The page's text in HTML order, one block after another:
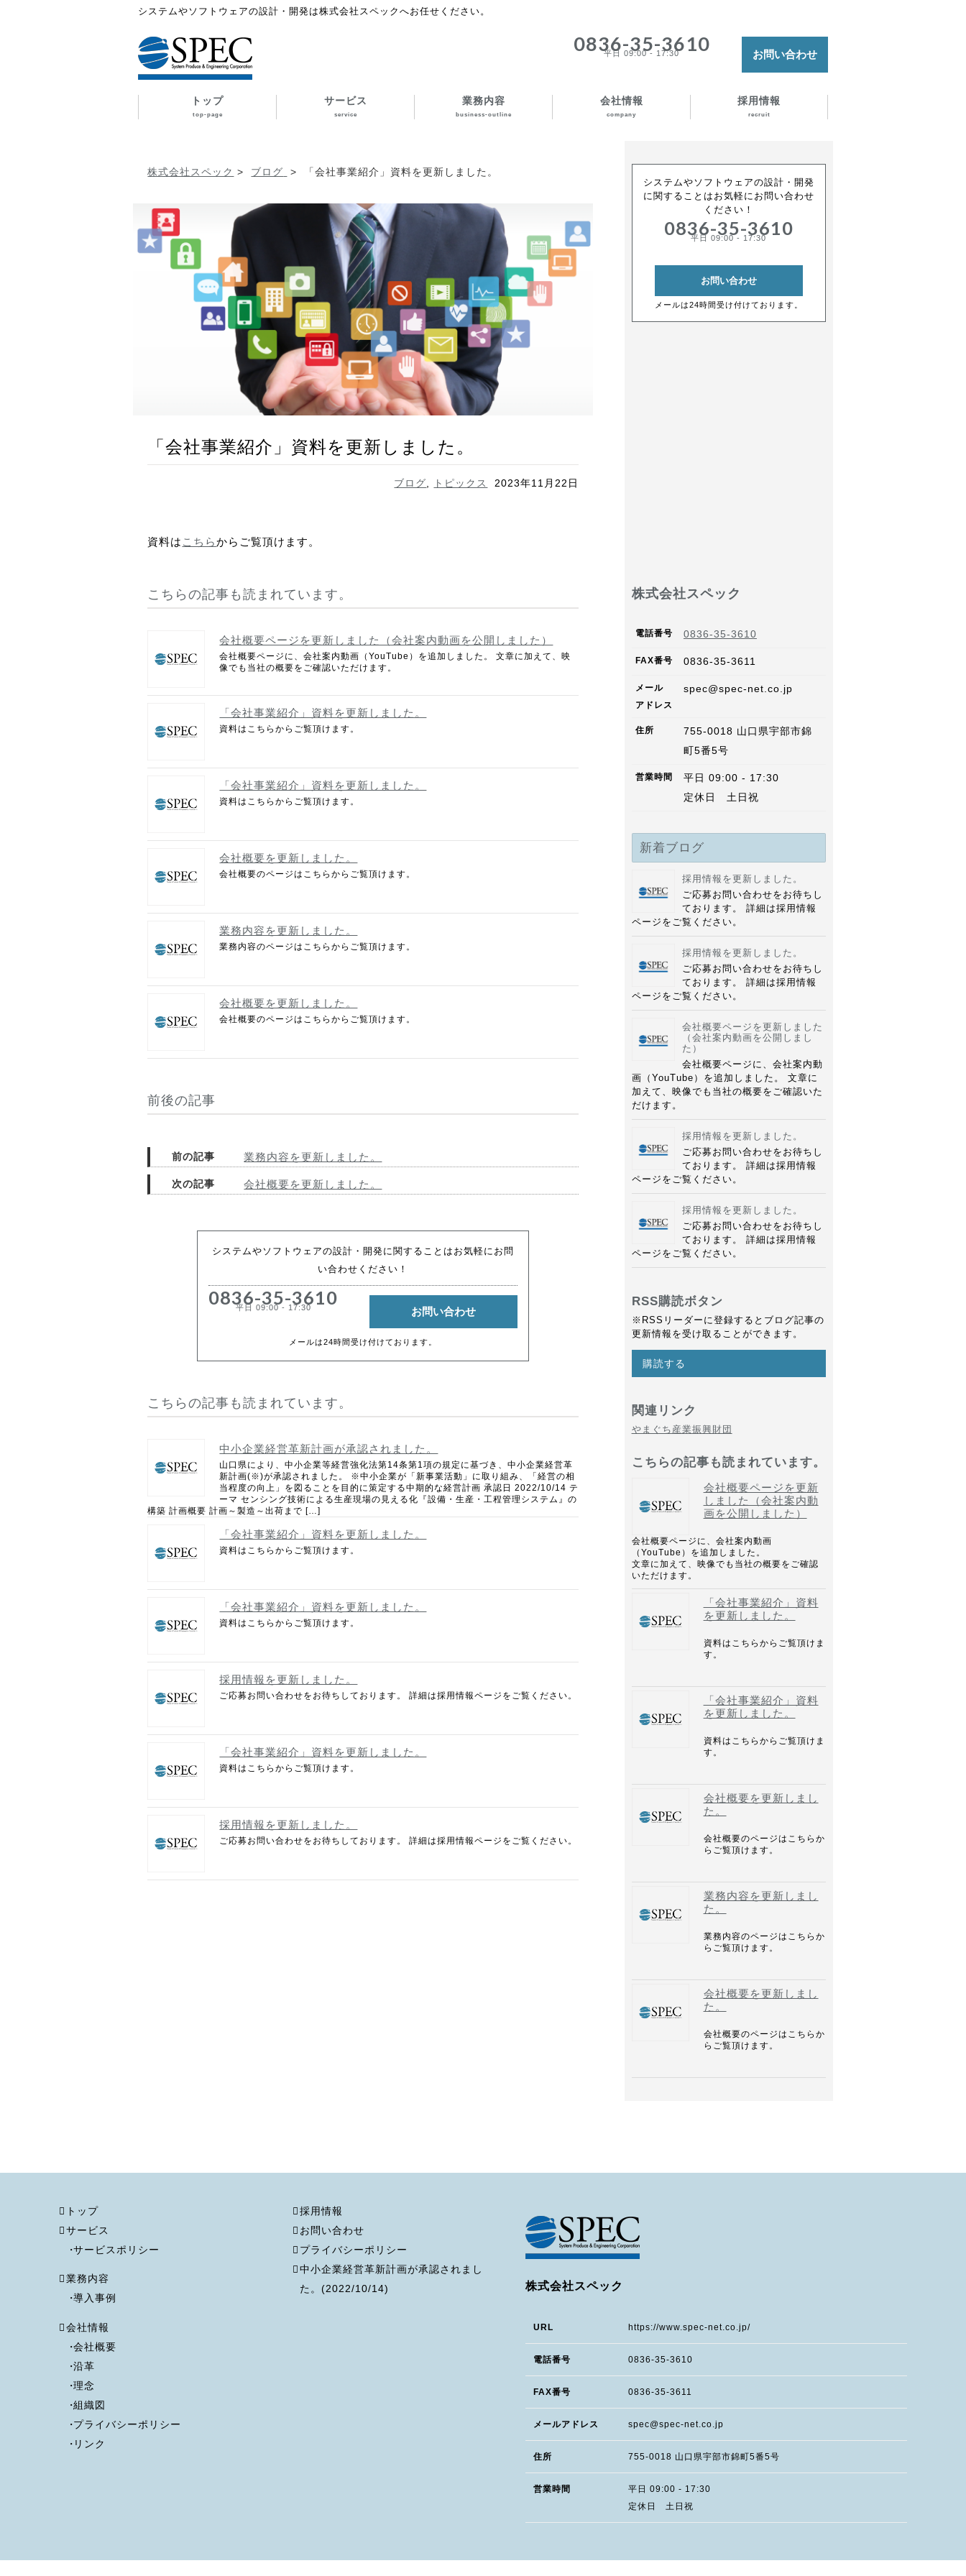
システムやソフトウェアの設計・開発は株式会社スペックへお任せください。
お問い合わせ
0836-35-3610
平日 09:00 - 17:30
トップ
top-page
サービス
service
業務内容
business-outline
会社情報
company
採用情報
recruit
株式会社スペック > ブログ > 「会社事業紹介」資料を更新しました。
「会社事業紹介」資料を更新しました。
2023年11月22日
ブログ トピックス
資料は こちらからご覧頂けます。
こちらの記事も読まれています。
会社概要ページを更新しました（会社案内動画を公開しました）
会社概要ページに、会社案内動画（YouTube）を追加しました。 文章に加えて、映
像でも当社の概要をご確認いただけます。
「会社事業紹介」資料を更新しました。
資料はこちらからご覧頂けます。
「会社事業紹介」資料を更新しました。
資料はこちらからご覧頂けます。
会社概要を更新しました。
会社概要のページはこちらからご覧頂けます。
業務内容を更新しました。
業務内容のページはこちらからご覧頂けます。
会社概要を更新しました。
会社概要のページはこちらからご覧頂けます。
前後の記事
前の記事 業務内容を更新しました。
次の記事 会社概要を更新しました。
システムやソフトウェアの設計・開発に関することはお気軽にお問
い合わせください！
0836-35-3610
平日 09:00 - 17:30 お問い合わせ
メールは24時間受け付けております。
こちらの記事も読まれています。
中小企業経営革新計画が承認されました。
山口県により、中小企業等経営強化法第14条第1項の規定に基づき、中小企業経営革
新計画(※)が承認されました。 ※中小企業が「新事業活動」に取り組み、「経営の相
当程度の向上」を図ることを目的に策定する中期的な経営計画 承認日 2022/10/14 テ
ーマ センシング技術による生産現場の見える化『設備・生産・工程管理システム』の
構築 計画概要 計画～製造～出荷まで […]
「会社事業紹介」資料を更新しました。
資料はこちらからご覧頂けます。
「会社事業紹介」資料を更新しました。
資料はこちらからご覧頂けます。
採用情報を更新しました。
ご応募お問い合わせをお待ちしております。 詳細は採用情報ページをご覧ください。
「会社事業紹介」資料を更新しました。
資料はこちらからご覧頂けます。
採用情報を更新しました。
ご応募お問い合わせをお待ちしております。 詳細は採用情報ページをご覧ください。
システムやソフトウェアの設計・開発
に関することはお気軽にお問い合わせ
ください！
0836-35-3610
平日 09:00 - 17:30
お問い合わせ
メールは24時間受け付けております。
株式会社スペック
電話番号 0836-35-3610
FAX番号 0836-35-3611
メール
アドレス
spec@spec-net.co.jp
住所 755-0018 山口県宇部市錦
町 5番5号
営業時間
平日 09:00 - 17:30
定休日 土日祝
新着ブログ
採用情報を更新しました。
ご応募お問い合わせをお待ちし
ております。 詳細は採用情報
ページをご覧ください。
採用情報を更新しました。
ご応募お問い合わせをお待ちし
ております。 詳細は採用情報
ページをご覧ください。
会社概要ページを更新しました
（会社案内動画を公開しまし
た）
会社概要ページに、会社案内動
画（YouTube）を追加しました。 文章に
加えて、映像でも当社の概要をご確認いた
だけます。
採用情報を更新しました。
ご応募お問い合わせをお待ちし
ております。 詳細は採用情報
ページをご覧ください。
採用情報を更新しました。
ご応募お問い合わせをお待ちし
ております。 詳細は採用情報
ページをご覧ください。
RSS購読ボタン
※RSSリーダーに登録するとブログ記事の
更新情報を受け取ることができます。
購読する
関連リンク
やまぐち産業振興財団
こちらの記事も読まれています。
会社概要ページを更新
しました（会社案内動
画を公開しました）
会社概要ページに、会社案内動画
（YouTube）を追加しました。
文章に加えて、映像でも当社の概要をご確認
いただけます。
「会社事業紹介」資料
を更新しました。
資料はこちらからご覧頂けま
す。
「会社事業紹介」資料
を更新しました。
資料はこちらからご覧頂けま
す。
会社概要を更新しまし
た。
会社概要のページはこちらか
らご覧頂けます。
業務内容を更新しまし
た。
業務内容のページはこちらか
らご覧頂けます。
会社概要を更新しまし
た。
会社概要のページはこちらか
らご覧頂けます。
トップ
サービス
サービスポリシー
業務内容
導入事例
会社情報
会社概要
沿革
理念
組織図
プライバシーポリシー
リンク
採用情報
お問い合わせ
プライバシーポリシー
中小企業経営革新計画が承認されまし
た。(2022/10/14)
株式会社スペック
URL https://www.spec-net.co.jp/
電話番号 0836-35-3610
FAX番号 0836-35-3611
メールアドレス spec@spec-net.co.jp
住所 755-0018 山口県宇部市錦町5番5号
営業時間
平日 09:00 - 17:30
定休日 土日祝